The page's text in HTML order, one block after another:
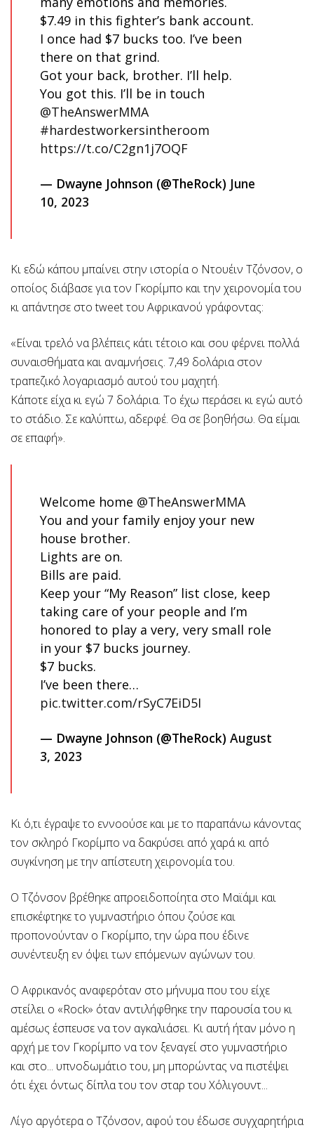
$7.49 in this fighter’s bank account.
I once had $7 bucks too. I’ve been
there on that grind.
Got your back, brother. I’ll help.
You got this. I’ll be in touch
@TheAnswerMMA
#hardestworkersintheroom
https://t.co/C2gn1j7OQF
— Dwayne Johnson (@TheRock) June
10, 2023
Κι εδώ κάπου μπαίνει στην ιστορία ο Ντουέιν Τζόνσον, ο
οποίος διάβασε για τον Γκορίμπο και την χειρονομία του
κι απάντησε στο tweet του Αφρικανού γράφοντας:
«Είναι τρελό να βλέπεις κάτι τέτοιο και σου φέρνει πολλά
συναισθήματα και αναμνήσεις. 7,49 δολάρια στον
τραπεζικό λογαριασμό αυτού του μαχητή.
Κάποτε είχα κι εγώ 7 δολάρια. Το έχω περάσει κι εγώ αυτό
το στάδιο. Σε καλύπτω, αδερφέ. Θα σε βοηθήσω. Θα είμαι
σε επαφή».
Welcome home @TheAnswerMMA
You and your family enjoy your new
house brother.
Lights are on.
Bills are paid.
Keep your “My Reason” list close, keep
taking care of your people and I’m
honored to play a very, very small role
in your $7 bucks journey.
$7 bucks.
I’ve been there…
pic.twitter.com/rSyC7EiD5I
— Dwayne Johnson (@TheRock) August
3, 2023
Κι ό,τι έγραψε το εννοούσε και με το παραπάνω κάνοντας
τον σκληρό Γκορίμπο να δακρύσει από χαρά κι από
συγκίνηση με την απίστευτη χειρονομία του.
Ο Τζόνσον βρέθηκε απροειδοποίητα στο Μαϊάμι και
επισκέφτηκε το γυμναστήριο όπου ζούσε και
προπονούνταν ο Γκορίμπο, την ώρα που έδινε
συνέντευξη εν όψει των επόμενων αγώνων του.
Ο Αφρικανός αναφερόταν στο μήνυμα που του είχε
στείλει ο «Rock» όταν αντιλήφθηκε την παρουσία του κι
αμέσως έσπευσε να τον αγκαλιάσει. Κι αυτή ήταν μόνο η
αρχή με τον Γκορίμπο να τον ξεναγεί στο γυμναστήριο
και στο... υπνοδωμάτιο του, μη μπορώντας να πιστέψει
ότι έχει όντως δίπλα του τον σταρ του Χόλιγουντ...
Λίγο αργότερα ο Τζόνσον, αφού του έδωσε συγχαρητήρια